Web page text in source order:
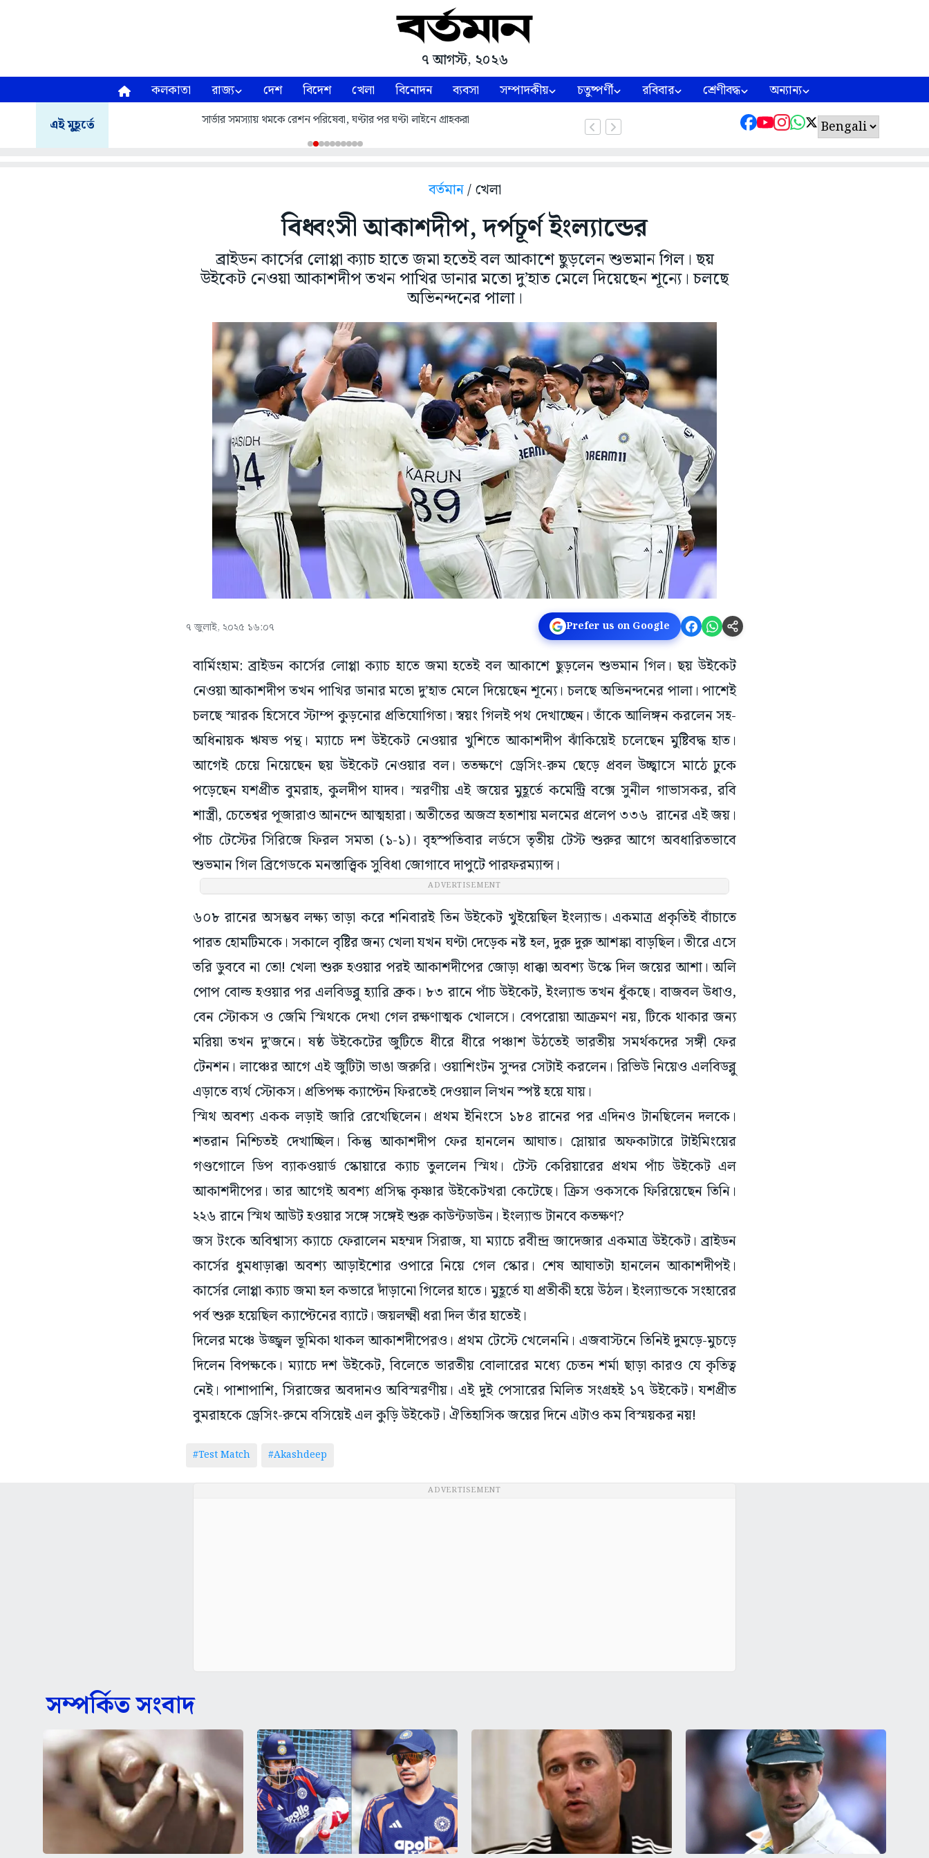
৭ আগস্ট, ২০২৬
কলকাতা রাজ্য দেশ বিদেশ খেলা বিনোদন ব্যবসা সম্পাদকীয় চতুষ্পর্ণী রবিবার শ্রেণীবদ্ধ অন্যান্য
এই মুহূর্তে সার্ভার সমস্যায় থমকে রেশন পরিষেবা, ঘণ্টার পর ঘণ্টা লাইনে গ্রাহকরা
বর্তমান/ খেলা
বিধ্বংসী আকাশদীপ, দর্পচূর্ণ ইংল্যান্ডের
ব্রাইডন কার্সের লোপ্পা ক্যাচ হাতে জমা হতেই বল আকাশে ছুড়লেন শুভমান গিল। ছয়
উইকেট নেওয়া আকাশদীপ তখন পাখির ডানার মতো দু’হাত মেলে দিয়েছেন শূন্যে। চলছে
অভিনন্দনের পালা।
৭ জুলাই, ২০২৫ ১৬:০৭ Prefer us on Google
বার্মিংহাম: ব্রাইডন কার্সের লোপ্পা ক্যাচ হাতে জমা হতেই বল আকাশে ছুড়লেন শুভমান গিল। ছয় উইকেট
নেওয়া আকাশদীপ তখন পাখির ডানার মতো দু’হাত মেলে দিয়েছেন শূন্যে। চলছে অভিনন্দনের পালা। পাশেই
চলছে স্মারক হিসেবে স্টাম্প কুড়নোর প্রতিযোগিতা। স্বয়ং গিলই পথ দেখাচ্ছেন। তাঁকে আলিঙ্গন করলেন সহ-
অধিনায়ক ঋষভ পন্থ। ম্যাচে দশ উইকেট নেওয়ার খুশিতে আকাশদীপ ঝাঁকিয়েই চলেছেন মুষ্টিবদ্ধ হাত।
আগেই চেয়ে নিয়েছেন ছয় উইকেট নেওয়ার বল। ততক্ষণে ড্রেসিং-রুম ছেড়ে প্রবল উচ্ছ্বাসে মাঠে ঢুকে
পড়েছেন যশপ্রীত বুমরাহ, কুলদীপ যাদব। স্মরণীয় এই জয়ের মুহূর্তে কমেন্ট্রি বক্সে সুনীল গাভাসকর, রবি
শাস্ত্রী, চেতেশ্বর পূজারাও আনন্দে আত্মহারা। অতীতের অজস্র হতাশায় মলমের প্রলেপ ৩৩৬ রানের এই জয়।
পাঁচ টেস্টের সিরিজে ফিরল সমতা (১-১)। বৃহস্পতিবার লর্ডসে তৃতীয় টেস্ট শুরুর আগে অবধারিতভাবে
শুভমান গিল ব্রিগেডকে মনস্তাত্ত্বিক সুবিধা জোগাবে দাপুটে পারফরম্যান্স।
ADVERTISEMENT
৬০৮ রানের অসম্ভব লক্ষ্য তাড়া করে শনিবারই তিন উইকেট খুইয়েছিল ইংল্যান্ড। একমাত্র প্রকৃতিই বাঁচাতে
পারত হোমটিমকে। সকালে বৃষ্টির জন্য খেলা যখন ঘণ্টা দেড়েক নষ্ট হল, দুরু দুরু আশঙ্কা বাড়ছিল। তীরে এসে
তরি ডুববে না তো! খেলা শুরু হওয়ার পরই আকাশদীপের জোড়া ধাক্কা অবশ্য উস্কে দিল জয়ের আশা। অলি
পোপ বোল্ড হওয়ার পর এলবিডব্লু হ্যারি ব্রুক। ৮৩ রানে পাঁচ উইকেট, ইংল্যান্ড তখন ধুঁকছে। বাজবল উধাও,
বেন স্টোকস ও জেমি স্মিথকে দেখা গেল রক্ষণাত্মক খোলসে। বেপরোয়া আক্রমণ নয়, টিকে থাকার জন্য
মরিয়া তখন দু’জনে। ষষ্ঠ উইকেটের জুটিতে ধীরে ধীরে পঞ্চাশ উঠতেই ভারতীয় সমর্থকদের সঙ্গী ফের
টেনশন। লাঞ্চের আগে এই জুটিটা ভাঙা জরুরি। ওয়াশিংটন সুন্দর সেটাই করলেন। রিভিউ নিয়েও এলবিডব্লু
এড়াতে ব্যর্থ স্টোকস। প্রতিপক্ষ ক্যাপ্টেন ফিরতেই দেওয়াল লিখন স্পষ্ট হয়ে যায়।
স্মিথ অবশ্য একক লড়াই জারি রেখেছিলেন। প্রথম ইনিংসে ১৮৪ রানের পর এদিনও টানছিলেন দলকে।
শতরান নিশ্চিতই দেখাচ্ছিল। কিন্তু আকাশদীপ ফের হানলেন আঘাত। স্লোয়ার অফকাটারে টাইমিংয়ের
গণ্ডগোলে ডিপ ব্যাকওয়ার্ড স্কোয়ারে ক্যাচ তুললেন স্মিথ। টেস্ট কেরিয়ারের প্রথম পাঁচ উইকেট এল
আকাশদীপের। তার আগেই অবশ্য প্রসিদ্ধ কৃষ্ণার উইকেটখরা কেটেছে। ক্রিস ওকসকে ফিরিয়েছেন তিনি।
২২৬ রানে স্মিথ আউট হওয়ার সঙ্গে সঙ্গেই শুরু কাউন্টডাউন। ইংল্যান্ড টানবে কতক্ষণ?
জস টংকে অবিশ্বাস্য ক্যাচে ফেরালেন মহম্মদ সিরাজ, যা ম্যাচে রবীন্দ্র জাদেজার একমাত্র উইকেট। ব্রাইডন
কার্সের ধুমধাড়াক্কা অবশ্য আড়াইশোর ওপারে নিয়ে গেল স্কোর। শেষ আঘাতটা হানলেন আকাশদীপই।
কার্সের লোপ্পা ক্যাচ জমা হল কভারে দাঁড়ানো গিলের হাতে। মুহূর্তে যা প্রতীকী হয়ে উঠল। ইংল্যান্ডকে সংহারের
পর্ব শুরু হয়েছিল ক্যাপ্টেনের ব্যাটে। জয়লক্ষ্মী ধরা দিল তাঁর হাতেই।
দিলের মঞ্চে উজ্জ্বল ভূমিকা থাকল আকাশদীপেরও। প্রথম টেস্টে খেলেননি। এজবাস্টনে তিনিই দুমড়ে-মুচড়ে
দিলেন বিপক্ষকে। ম্যাচে দশ উইকেট, বিলেতে ভারতীয় বোলারের মধ্যে চেতন শর্মা ছাড়া কারও যে কৃতিত্ব
নেই। পাশাপাশি, সিরাজের অবদানও অবিস্মরণীয়। এই দুই পেসারের মিলিত সংগ্রহই ১৭ উইকেট। যশপ্রীত
বুমরাহকে ড্রেসিং-রুমে বসিয়েই এল কুড়ি উইকেট। ঐতিহাসিক জয়ের দিনে এটাও কম বিস্ময়কর নয়!
#Test Match #Akashdeep
ADVERTISEMENT
সম্পর্কিত সংবাদ